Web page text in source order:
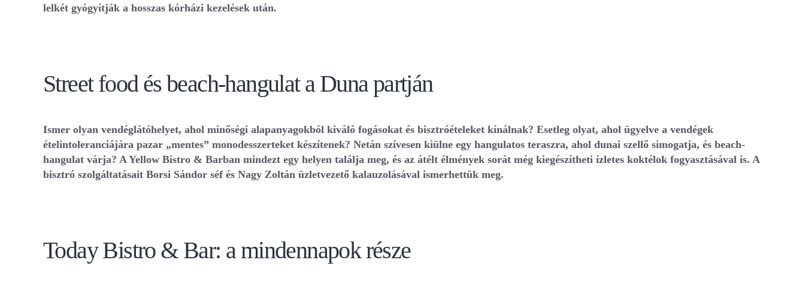
lelkét gyógyítják a hosszas kórházi kezelések után.
Street food és beach-hangulat a Duna partján
Ismer olyan vendéglátóhelyet, ahol minőségi alapanyagokból kiváló fogásokat és bisztróételeket kínálnak? Esetleg olyat, ahol ügyelve a vendégek
ételintoleranciájára pazar „mentes” monodesszerteket készítenek? Netán szívesen kiülne egy hangulatos teraszra, ahol dunai szellő simogatja, és beach-
hangulat várja? A Yellow Bistro & Barban mindezt egy helyen találja meg, és az átélt élmények sorát még kiegészítheti ízletes koktélok fogyasztásával is. A
bisztró szolgáltatásait Borsi Sándor séf és Nagy Zoltán üzletvezető kalauzolásával ismerhettük meg.
Today Bistro & Bar: a mindennapok része